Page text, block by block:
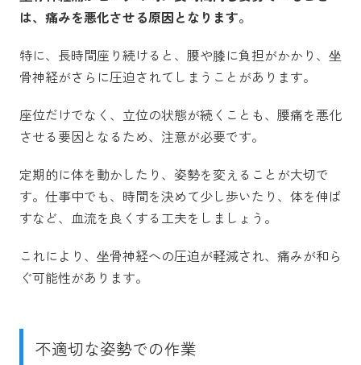
は、痛みを悪化させる原因となります。
特に、長時間座り続けると、腰や膝に負担がかかり、坐
骨神経がさらに圧迫されてしまうことがあります。
座位だけでなく、立位の状態が続くことも、腰痛を悪化
させる要因となるため、注意が必要です。
定期的に体を動かしたり、姿勢を変えることが大切で
す。仕事中でも、時間を決めて少し歩いたり、体を伸ば
すなど、血流を良くする工夫をしましょう。
これにより、坐骨神経への圧迫が軽減され、痛みが和ら
ぐ可能性があります。
不適切な姿勢での作業